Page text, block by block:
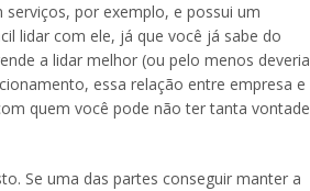
por exemplo, e possui um
lidar com ele, já que você já sabe do
a lidar melhor (ou pelo menos deveria
essa relação entre empresa e
quem você pode não ter tanta vontade
Se uma das partes conseguir manter a